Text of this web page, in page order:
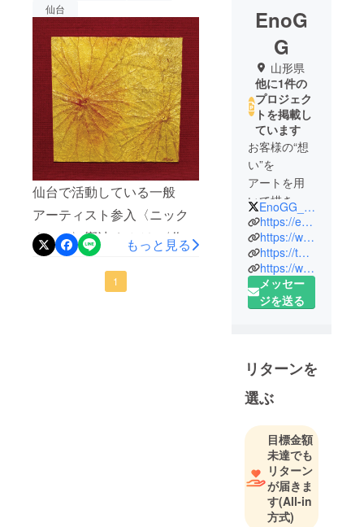
仙台
仙台で活動している一般
アーティスト参入〈ニック
ネーム〉響波-おとは-〈作品
数〉5点
もっと見る
1
EnoG
G
山形県
他に1件の
プロジェク
トを掲載し
ています
お客様の“想
い”を
アートを用
いて描き起
こす。
我々
EnoGG(えの
ぐ)は世代や
言語を超え
い"を目に見
える形に具
現化するこ
想いを伝え
共通認識を
行うことを
目的として
いる。
EnoGG_00
https://enogg-homepage.studio.site/
https://www.instagram.com/animalart_enogg/
https://twitter.com/ANIMALART01
https://www.facebook.com/EnoGG/
メッセー
ジを送る
リターンを
選ぶ
目標金額
未達でも
リターン
が届きま
す(All-in
方式)